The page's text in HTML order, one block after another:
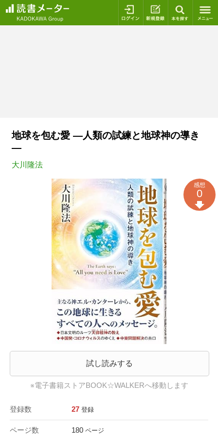
ログイン 新規登録
地球を包む愛 ―人類の試練と地球神の導き
―
大川隆法
試し読みする
※電子書籍ストアBOOK☆WALKERへ移動します
登録数 27 登録
ページ数 180 ページ
感想
0